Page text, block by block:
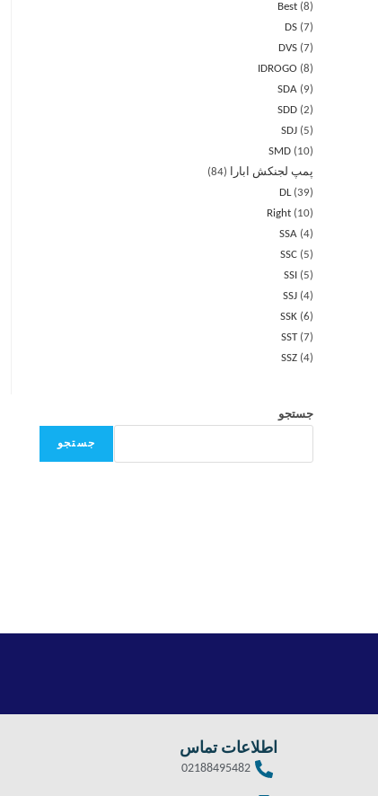
Best 8
DS 7
DVS 7
IDROGO
8
SDA
9
SDD 2
SDJ
5
SMD
10
پمپ لجنکش ابارا
84
DL 39
Right
10
SSA 4
SSC
5
SSI
5
SSJ 4
SSK 6
SST 7
SSZ 4
جستجو
جستجو
اطلاعات تماس
02188495482